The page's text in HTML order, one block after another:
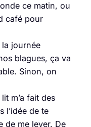
ce matin, ou
café pour
journée
blagues, ça va
Sinon, on
m’a fait des
l’idée de te
de me lever. De